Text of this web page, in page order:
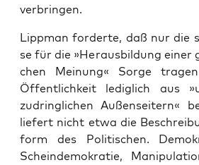
verbringen.
Lipp­man for­der­te, daß nur die
se für die »Her­aus­bil­dung
chen Mei­nung« Sor­ge
Öffent­lich­keit ledig­lich aus
zudring­li­chen Außen­sei­tern«
lie­fert nicht etwa die
form des Poli­ti­schen.
Schein­de­mo­kra­tie,